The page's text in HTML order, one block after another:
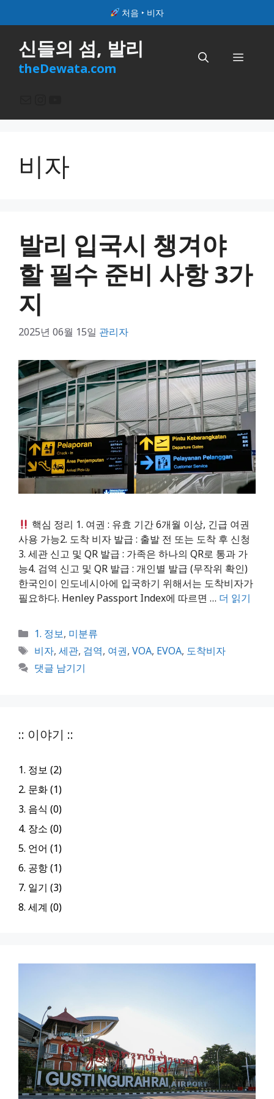
처음 ‣ 비자
신들의 섬, 발리
theDewata.com
메
비자
발리 입국시 챙겨야
할 필수 준비 사항 3가
지
2025년 06월 15일 관리자
핵심 정리 1. 여권 : 유효 기간 6개월 이상, 긴급 여권
사용 가능2. 도착 비자 발급 : 출발 전 또는 도착 후 신청
3. 세관 신고 및 QR 발급 : 가족은 하나의 QR로 통과 가
능4. 검역 신고 및 QR 발급 : 개인별 발급 (무작위 확인)
한국인이 인도네시아에 입국하기 위해서는 도착비자가
필요하다. Henley Passport Index에 따르면 … 더 읽기
카
테
고
리
1. 정보, 미분류
태
그
비자, 세관, 검역, 여권, VOA, EVOA, 도착비자
댓글 남기기
:: 이야기 ::
1. 정보 (2)
2. 문화 (1)
3. 음식 (0)
4. 장소 (0)
5. 언어 (1)
6. 공항 (1)
7. 일기 (3)
8. 세계 (0)